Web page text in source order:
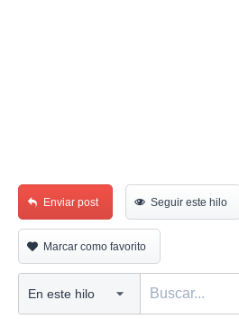
Enviar post Seguir este hilo
Marcar como favorito